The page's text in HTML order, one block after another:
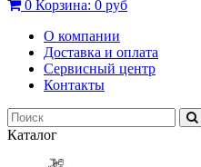
0 Корзина: 0 руб
О компании
Доставка и оплата
Сервисный центр
Контакты
Каталог